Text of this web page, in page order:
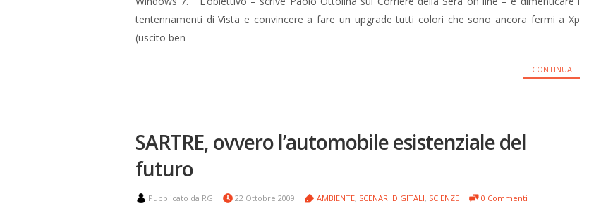
tentennamenti di Vista e convincere a fare un upgrade tutti colori che sono ancora fermi a Xp
(uscito ben
CONTINUA
SARTRE, ovvero l’automobile esistenziale del
futuro
Pubblicato da RG 22 Ottobre 2009 AMBIENTE, SCENARI DIGITALI, SCIENZE 0 Commenti